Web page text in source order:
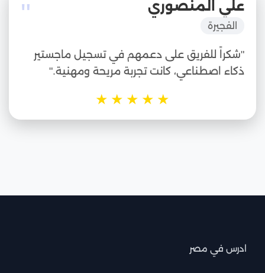
" علي المنصوري
الفجيرة
"شكراً للفريق على دعمهم في تسجيل ماجستير
ذكاء اصطناعي، كانت تجربة مريحة ومهنية."
★
★
★
★
★
ادرس في مصر